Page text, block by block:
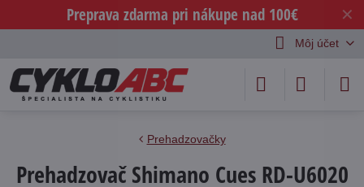
✕
Preprava zdarma pri nákupe nad 100€
Môj účet
Prehadzovačky
Prehadzovač Shimano Cues RD-U6020